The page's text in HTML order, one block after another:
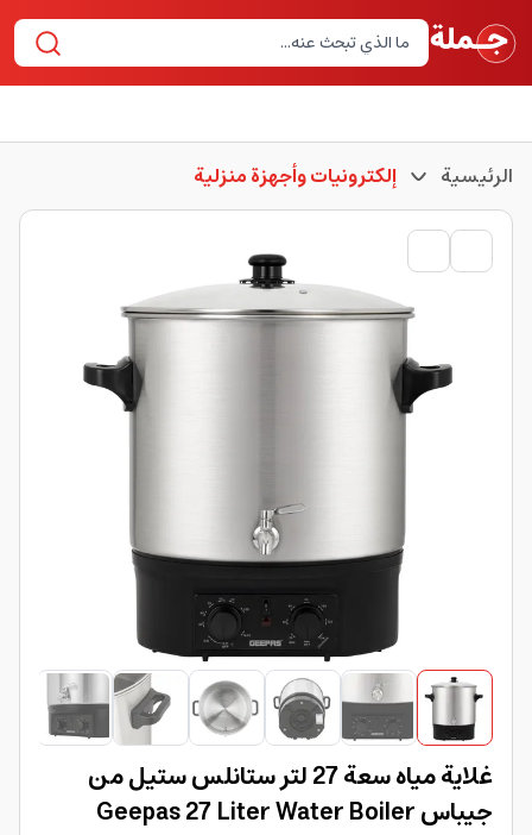
الرئيسية إلكترونيات وأجهزة منزلية
غلاية مياه سعة 27 لتر ستانلس ستيل من
جيباس Geepas 27 Liter Water Boiler